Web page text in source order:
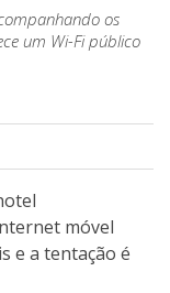
os
um Wi-Fi público
móvel
e a tentação é